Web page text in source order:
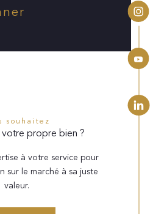
souhaitez
propre bien ?
à votre service pour
sur le marché à sa juste
valeur.